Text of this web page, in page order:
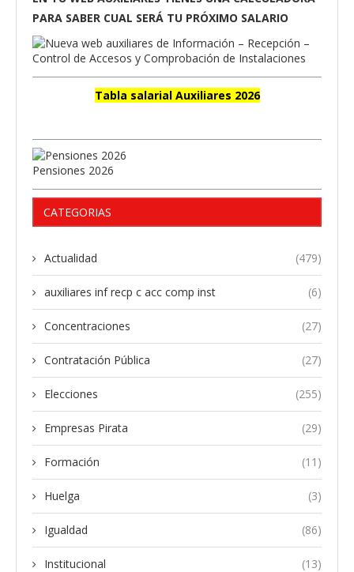
PARA SABER CUAL SERÁ TU PRÓXIMO SALARIO
Tabla salarial Auxiliares 2026
Pensiones 2026
CATEGORIAS
Actualidad (479)
auxiliares inf recp c acc comp inst (6)
Concentraciones (27)
Contratación Pública (27)
Elecciones (255)
Empresas Pirata (29)
Formación (11)
Huelga (3)
Igualdad (86)
Institucional (13)